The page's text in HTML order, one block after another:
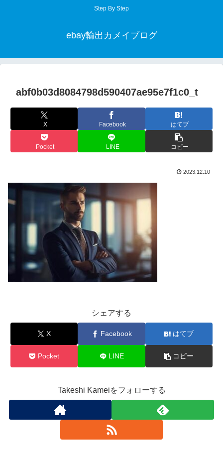
Step By Step
ebay輸出カメイブログ
abf0b03d8084798d590407ae95e7f1c0_t
X Facebook はてブ
Pocket LINE コピー
2023.12.10
シェアする
X Facebook はてブ
Pocket LINE コピー
Takeshi Kameiをフォローする